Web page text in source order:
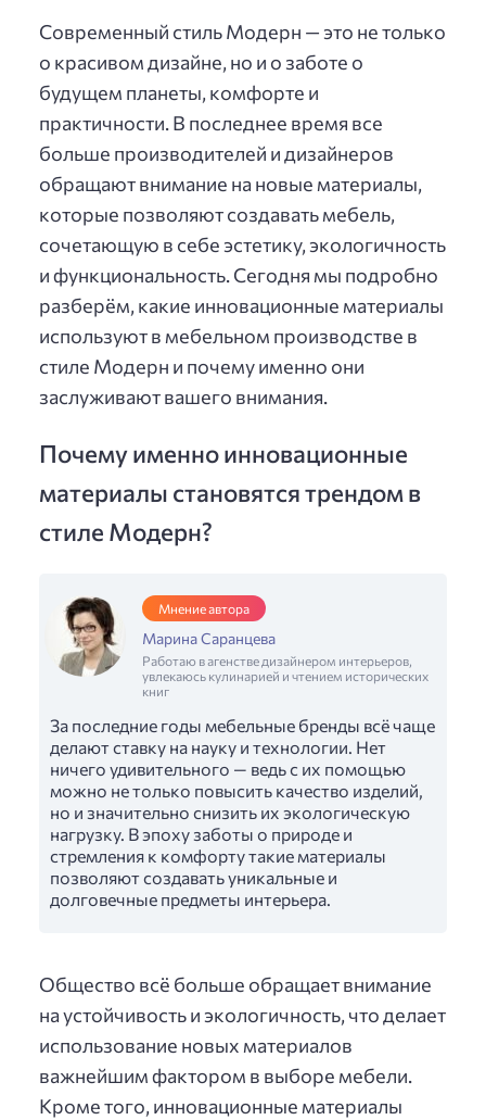
Современный стиль Модерн — это не только
о красивом дизайне, но и о заботе о
будущем планеты, комфорте и
практичности. В последнее время все
больше производителей и дизайнеров
обращают внимание на новые материалы,
которые позволяют создавать мебель,
сочетающую в себе эстетику, экологичность
и функциональность. Сегодня мы подробно
разберём, какие инновационные материалы
используют в мебельном производстве в
стиле Модерн и почему именно они
заслуживают вашего внимания.
Почему именно инновационные
материалы становятся трендом в
стиле Модерн?
Мнение автора
Марина Саранцева
Работаю в агенстве дизайнером интерьеров,
увлекаюсь кулинарией и чтением исторических
книг
За последние годы мебельные бренды всё чаще
делают ставку на науку и технологии. Нет
ничего удивительного — ведь с их помощью
можно не только повысить качество изделий,
но и значительно снизить их экологическую
нагрузку. В эпоху заботы о природе и
стремления к комфорту такие материалы
позволяют создавать уникальные и
долговечные предметы интерьера.
Общество всё больше обращает внимание
на устойчивость и экологичность, что делает
использование новых материалов
важнейшим фактором в выборе мебели.
Кроме того, инновационные материалы